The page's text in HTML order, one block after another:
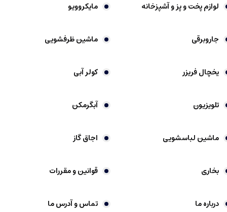
لوازم پخت و پز و آشپزخانه مایکروویو
جاروبرقی ماشین ظرفشویی
یخچال فریزر کولر آبی
تلویزیون آبگرمکن
ماشین لباسشویی اجاق گاز
بخاری قوانین و مقررات
درباره ما تماس و آدرس ما